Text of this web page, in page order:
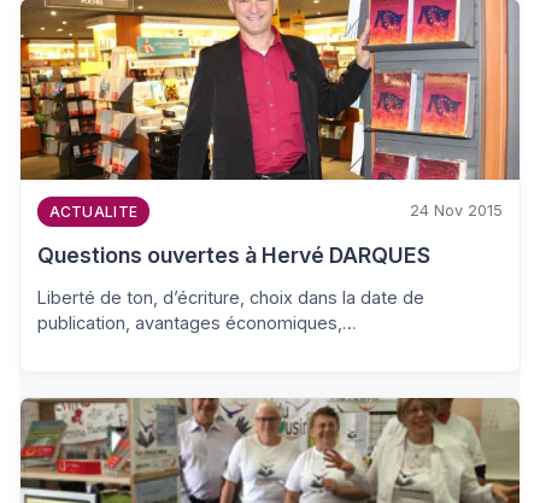
ACTUALITE 24 Nov 2015
Questions ouvertes à Hervé DARQUES
Liberté de ton, d’écriture, choix dans la date de
publication, avantages économiques,…